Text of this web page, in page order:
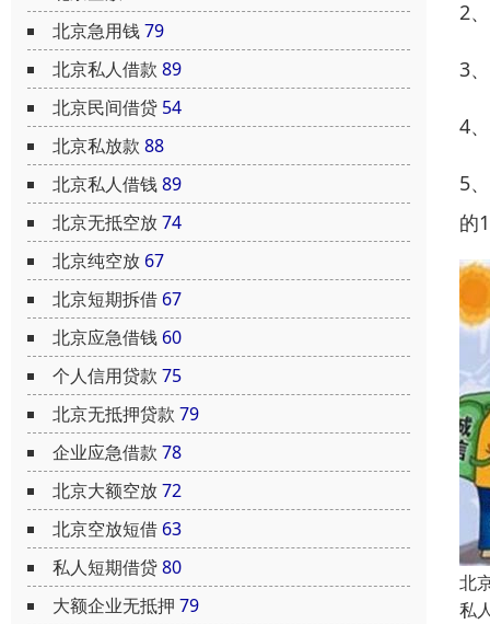
北京急用钱79
北京私人借款 89
北京民间借贷 54
北京私放款 88
北京私人借钱89
北京无抵空放74
北京纯空放 67
北京短期拆借 67
北京应急借钱 60
个人信用贷款 75
北京无抵押贷款 79
企业应急借款 78
北京大额空放72
北京空放短借 63
私人短期借贷80
大额企业无抵押 79
2
3
4
5
的
北
私